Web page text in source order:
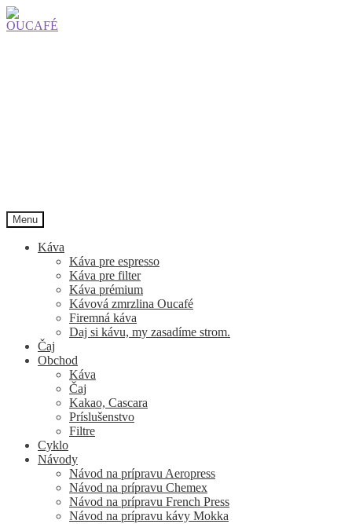
Preskočiť
na
Preskočiť
na
Menu
Káva
Káva pre espresso
Káva pre filter
Káva prémium
Kávová zmrzlina Oucafé
Firemná káva
Daj si kávu, my zasadíme strom.
Čaj
Obchod
Káva
Čaj
Kakao, Cascara
Príslušenstvo
Filtre
Cyklo
Návody
Návod na prípravu Aeropress
Návod na prípravu Chemex
Návod na prípravu French Press
Návod na prípravu kávy Mokka